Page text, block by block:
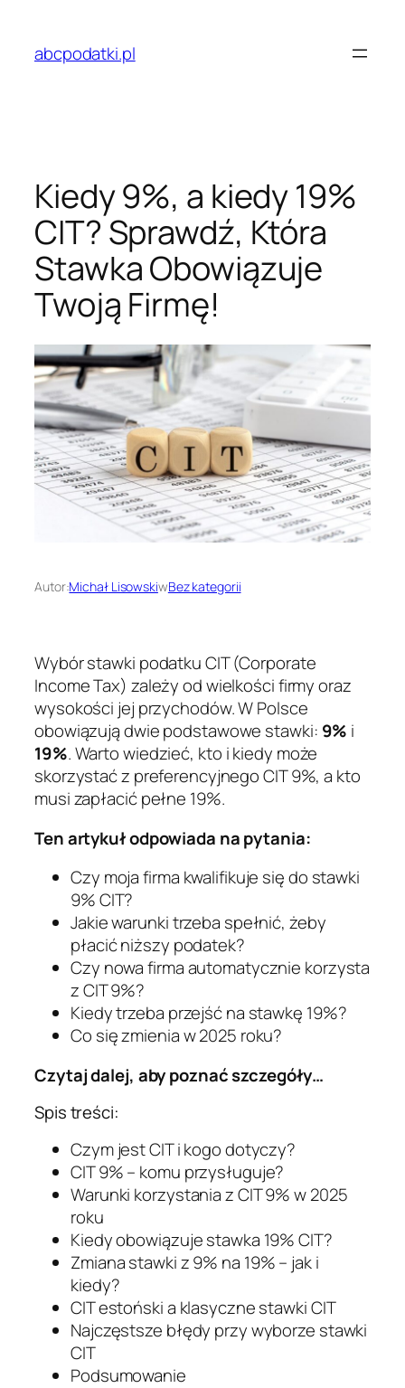
treściabcpodatki.pl
Kiedy 9%, a kiedy 19%
CIT? Sprawdź, Która
Stawka Obowiązuje
Twoją Firmę!
Autor:Michał LisowskiwBez kategorii
Wybór stawki podatku CIT (Corporate
Income Tax) zależy od wielkości firmy oraz
wysokości jej przychodów. W Polsce
obowiązują dwie podstawowe stawki: 9% i
19%. Warto wiedzieć, kto i kiedy może
skorzystać z preferencyjnego CIT 9%, a kto
musi zapłacić pełne 19%.
Ten artykuł odpowiada na pytania:
Czy moja firma kwalifikuje się do stawki
9% CIT?
Jakie warunki trzeba spełnić, żeby
płacić niższy podatek?
Czy nowa firma automatycznie korzysta
z CIT 9%?
Kiedy trzeba przejść na stawkę 19%?
Co się zmienia w 2025 roku?
Czytaj dalej, aby poznać szczegóły…
Spis treści:
Czym jest CIT i kogo dotyczy?
CIT 9% – komu przysługuje?
Warunki korzystania z CIT 9% w 2025
roku
Kiedy obowiązuje stawka 19% CIT?
Zmiana stawki z 9% na 19% – jak i
kiedy?
CIT estoński a klasyczne stawki CIT
Najczęstsze błędy przy wyborze stawki
CIT
Podsumowanie